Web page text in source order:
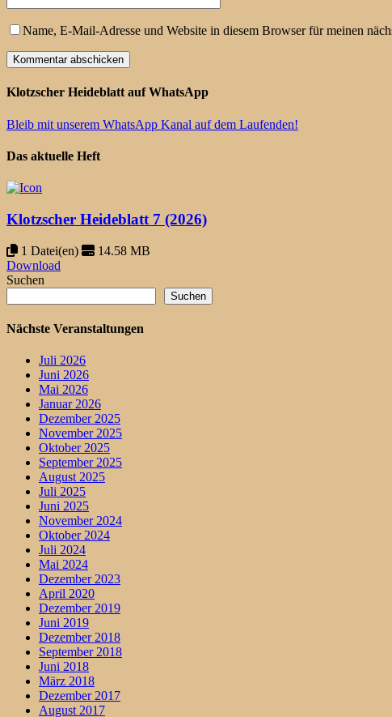
Name, E-Mail-Adresse und Website in diesem Browser für meinen
Klotzscher Heideblatt auf WhatsApp
Bleib mit unserem WhatsApp Kanal auf dem Laufenden!
Das aktuelle Heft
Klotzscher Heideblatt 7 (2026)
1 Datei(en)
14.58 MB
Download
Suchen
Suchen
Nächste Veranstaltungen
Juli 2026
Juni 2026
Mai 2026
Januar 2026
Dezember 2025
November 2025
Oktober 2025
September 2025
August 2025
Juli 2025
Juni 2025
November 2024
Oktober 2024
Juli 2024
Mai 2024
Dezember 2023
April 2020
Dezember 2019
Juni 2019
Dezember 2018
September 2018
Juni 2018
März 2018
Dezember 2017
August 2017